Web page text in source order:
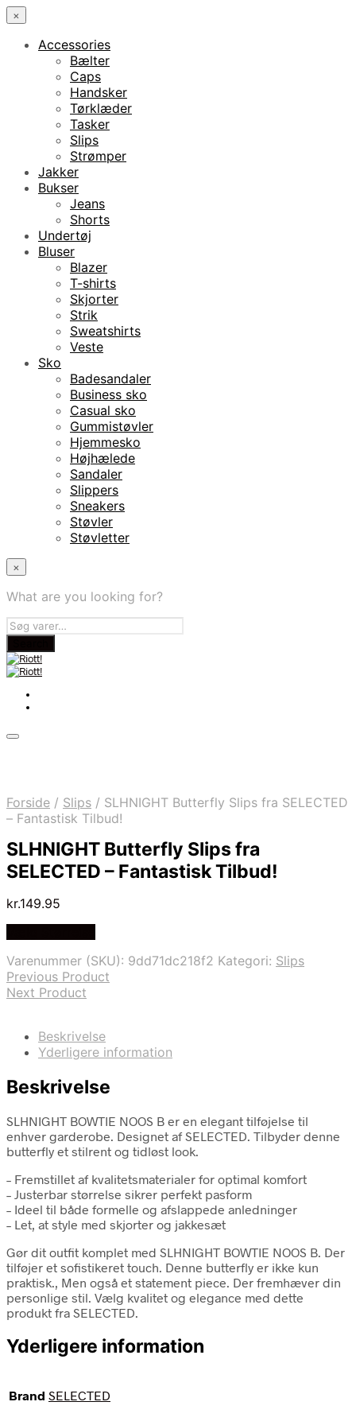
×
Accessories
Bælter
Caps
Handsker
Tørklæder
Tasker
Slips
Strømper
Jakker
Bukser
Jeans
Shorts
Undertøj
Bluser
Blazer
T-shirts
Skjorter
Strik
Sweatshirts
Veste
Sko
Badesandaler
Business sko
Casual sko
Gummistøvler
Hjemmesko
Højhælede
Sandaler
Slippers
Sneakers
Støvler
Støvletter
×
What are you looking for?
Forside / Slips / SLHNIGHT Butterfly Slips fra SELECTED
– Fantastisk Tilbud!
SLHNIGHT Butterfly Slips fra
SELECTED – Fantastisk Tilbud!
kr.149.95
Varenummer (SKU): 9dd71dc218f2 Kategori: Slips
Previous Product
Next Product
Beskrivelse
Yderligere information
Beskrivelse
SLHNIGHT BOWTIE NOOS B er en elegant tilføjelse til
enhver garderobe. Designet af SELECTED. Tilbyder denne
butterfly et stilrent og tidløst look.
– Fremstillet af kvalitetsmaterialer for optimal komfort
– Justerbar størrelse sikrer perfekt pasform
– Ideel til både formelle og afslappede anledninger
– Let, at style med skjorter og jakkesæt
Gør dit outfit komplet med SLHNIGHT BOWTIE NOOS B. Der
tilføjer et sofistikeret touch. Denne butterfly er ikke kun
praktisk., Men også et statement piece. Der fremhæver din
personlige stil. Vælg kvalitet og elegance med dette
produkt fra SELECTED.
Yderligere information
Brand SELECTED